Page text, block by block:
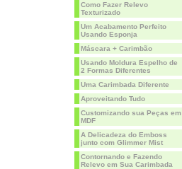
Como Fazer Relevo
Texturizado
Um Acabamento Perfeito
Usando Esponja
Máscara + Carimbão
Usando Moldura Espelho de
2 Formas Diferentes
Uma Carimbada Diferente
Aproveitando Tudo
Customizando sua Peças em
MDF
A Delicadeza do Emboss
junto com Glimmer Mist
Contornando e Fazendo
Relevo em Sua Carimbada